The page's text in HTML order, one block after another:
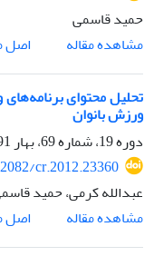
حمید قاسمی
مشاهده مقاله
اصل
تحلیل محتوای
ورزش بانوان
دوره 19، شماره 69، بهار 1391، صفحه
cr.2012.23360
عبدالله کرمی، حمید
مشاهده مقاله
اصل